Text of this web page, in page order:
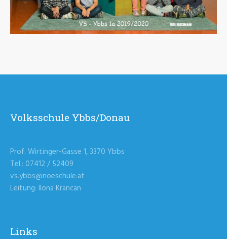
Volksschule Ybbs/Donau
Prof. Wirtinger-Gasse 1, 3370 Ybbs
Tel.: 07412 / 52409
vs.ybbs@noeschule.at
Leitung: Ilona Krancan
Links